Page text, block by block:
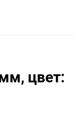
цвет: